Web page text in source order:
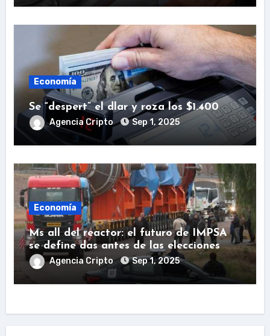
Economía
Se “despert” el dlar y roza los $1.400
Agencia Cripto Sep 1, 2025
Economía
Ms all del reactor: el futuro de IMPSA
se define das antes de las elecciones
Agencia Cripto Sep 1, 2025